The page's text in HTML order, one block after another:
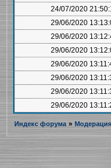
24/07/2020
29/06/2020
29/06/2020
29/06/2020
29/06/2020
29/06/2020
29/06/2020
29/06/2020
Индекс форума » Модерация